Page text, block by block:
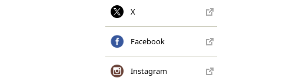
X
Facebook
Instagram